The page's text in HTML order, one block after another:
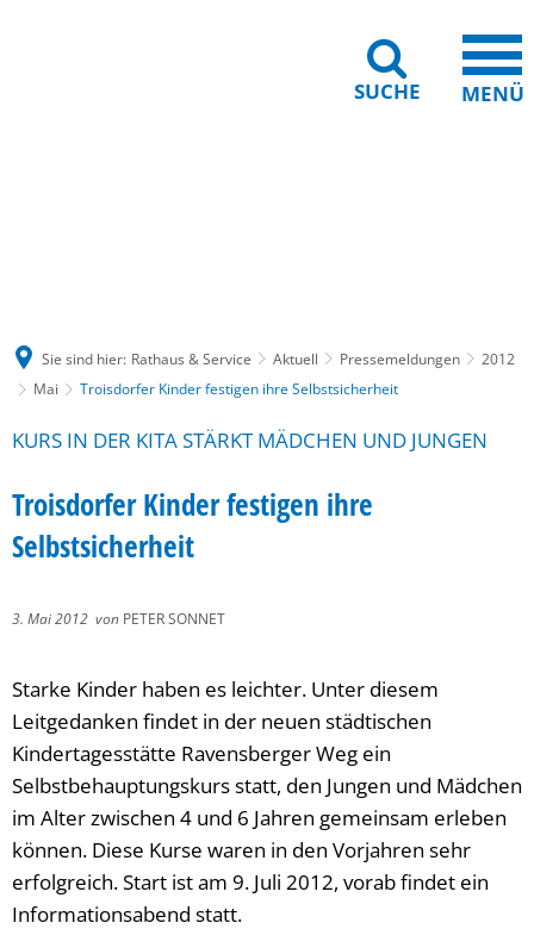
SUCHE MENÜ
Sie sind hier: Rathaus & Service Aktuell Pressemeldungen
2012
Mai
Troisdorfer Kinder festigen ihre Selbstsicherheit
KURS IN DER KITA STÄRKT MÄDCHEN UND JUNGEN
Troisdorfer Kinder festigen ihre
Selbstsicherheit
3. Mai 2012 von PETER SONNET
Starke Kinder haben es leichter. Unter diesem
Leitgedanken findet in der neuen städtischen
Kindertagesstätte Ravensberger Weg ein
Selbstbehauptungskurs statt, den Jungen und Mädchen
im Alter zwischen 4 und 6 Jahren gemeinsam erleben
können. Diese Kurse waren in den Vorjahren sehr
erfolgreich. Start ist am 9. Juli 2012, vorab findet ein
Informationsabend statt.